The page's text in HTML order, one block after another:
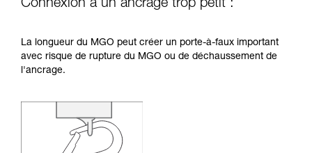
Connexion à un ancrage trop petit :
La longueur du MGO peut créer un porte-à-faux important
avec risque de rupture du MGO ou de déchaussement de
l'ancrage.